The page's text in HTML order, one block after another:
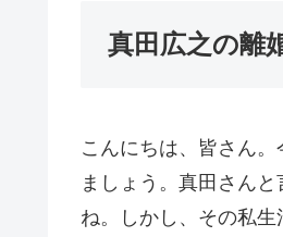
真田広之の離
こんにちは、皆さん
ましょう。真田さん
ね。しかし、その私